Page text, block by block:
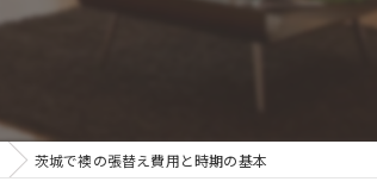
茨城で襖の張替え費用と時期の基本